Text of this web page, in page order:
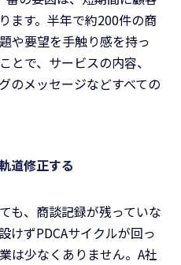
ます。半年で約200件の商
や要望を手触り感を持っ
とで、サービスの内容、
のメッセージなどすべての
道修正する
も、商談記録が残っていな
けずPDCAサイクルが回っ
は少なくありません。A社